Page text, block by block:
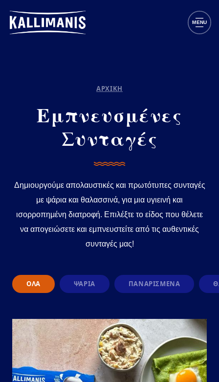
MENU
ΑΡΧΙΚΗ
Εμπνευσμένες
Συνταγές
Δημιουργούμε απολαυστικές και πρωτότυπες συνταγές
με ψάρια και θαλασσινά, για μια υγιεινή και
ισορροπημένη διατροφή. Επιλέξτε το είδος που θέλετε
να απογειώσετε και εμπνευστείτε από τις αυθεντικές
συνταγές μας!
Φίλτρα συνταγών
ΌΛΑ ΨΑΡΙΑ ΠΑΝΑΡΙΣΜΕΝΑ